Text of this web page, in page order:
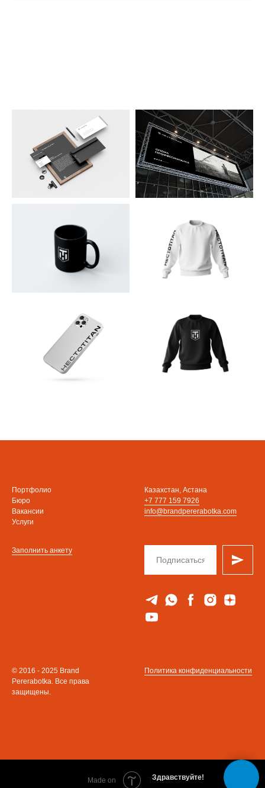
Портфолио
Бюро
Вакансии
Услуги
Казахстан, Астана
+7 777 159 7926
info@brandpererabotka.com
Заполнить анкету
© 2016 - 2025 Brand
Pererabotka. Все права
защищены.
Политика конфиденциальности
Здравствуйте!
Made on Tilda